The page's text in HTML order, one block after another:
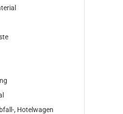
, Hotelwagen